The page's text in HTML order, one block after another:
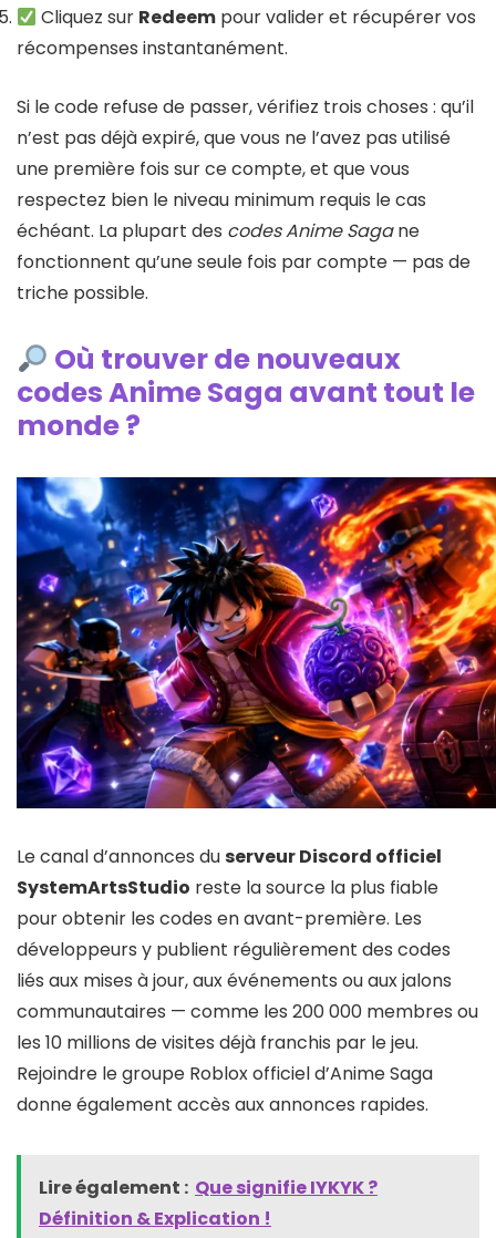
Cliquez sur Redeem pour valider et récupérer vos
récompenses instantanément.
Si le code refuse de passer, vérifiez trois choses : qu’il
n’est pas déjà expiré, que vous ne l’avez pas utilisé
une première fois sur ce compte, et que vous
respectez bien le niveau minimum requis le cas
échéant. La plupart des codes Anime Sagane
fonctionnent qu’une seule fois par compte — pas de
triche possible.
Où trouver de nouveaux
codes Anime Saga avant tout le
monde ?
Le canal d’annonces duserveur Discord officiel
SystemArtsStudio reste la source la plus fiable
pour obtenir les codes en avant-première. Les
développeurs y publient régulièrement des codes
liés aux mises à jour, aux événements ou aux jalons
communautaires — comme les 200 000 membres ou
les 10 millions de visites déjà franchis par le jeu.
Rejoindre le groupe Roblox officiel d’Anime Saga
donne également accès aux annonces rapides.
Lire également : Que signifie IYKYK ?
Définition & Explication !